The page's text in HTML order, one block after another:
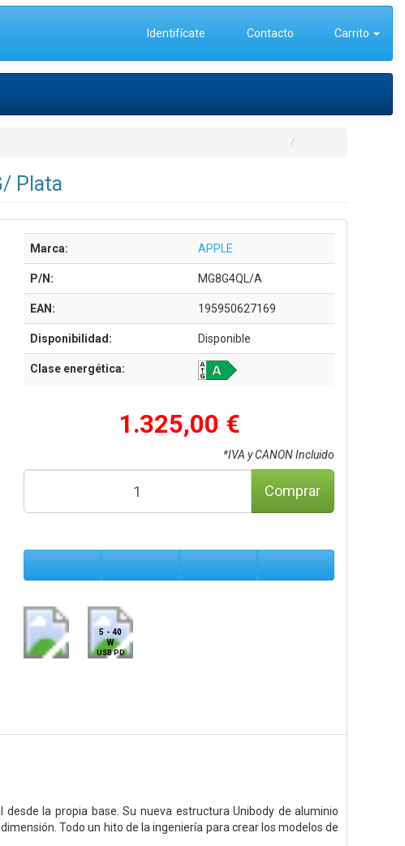
Identifícate Contacto Carrito
Plata
Marca: APPLE
P/N: MG8G4QL/A
EAN: 195950627169
Disponibilidad: Disponible
Clase energética:
1.325,00 €
*IVA y CANON Incluido
Comprar
5 - 40
W
USB PD
la propia base. Su nueva estructura Unibody de aluminio
Todo un hito de la ingeniería para crear los modelos de